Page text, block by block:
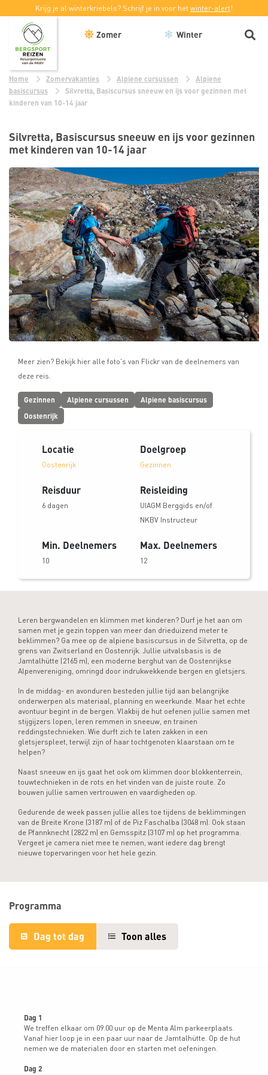
Krijg je al winterkriebels? Schrijf je in voor het winter-alert!
Zomer Winter
Home Zomervakanties Alpiene cursussen
Alpiene
basiscursus
Silvretta, Basiscursus sneeuw en ijs voor gezinnen met
kinderen van 10-14 jaar
Silvretta, Basiscursus sneeuw en ijs voor gezinnen
met kinderen van 10-14 jaar
Meer zien? Bekijk hier alle foto's van Flickr van de deelnemers van
deze reis.
Gezinnen Alpiene cursussen
Alpiene basiscursus
Oostenrijk
Locatie
Oostenrijk
Doelgroep
Gezinnen
Reisduur
6 dagen
Reisleiding
UIAGM Berggids en/of
NKBV Instructeur
Min. Deelnemers
10
Max. Deelnemers
12
Leren bergwandelen en klimmen met kinderen? Durf je het aan om
samen met je gezin toppen van meer dan drieduizend meter te
beklimmen? Ga mee op de alpiene basiscursus in de Silvretta, op de
grens van Zwitserland en Oostenrijk. Jullie uitvalsbasis is de
Jamtalhütte (2165 m), een moderne berghut van de Oostenrijkse
Alpenvereniging, omringd door indrukwekkende bergen en gletsjers.
In de middag- en avonduren besteden jullie tijd aan belangrijke
onderwerpen als materiaal, planning en weerkunde. Maar het echte
avontuur begint in de bergen. Vlakbij de hut oefenen jullie samen met
stijgijzers lopen, leren remmen in sneeuw, en trainen
reddingstechnieken. Wie durft zich te laten zakken in een
gletsjerspleet, terwijl zijn of haar tochtgenoten klaarstaan om te
helpen?
Naast sneeuw en ijs gaat het ook om klimmen door blokkenterrein,
touwtechnieken in de rots en het vinden van de juiste route. Zo
bouwen jullie samen vertrouwen en vaardigheden op.
Gedurende de week passen jullie alles toe tijdens de beklimmingen
van de Breite Krone (3187 m) of de Piz Faschalba (3048 m). Ook staan
de Pfannknecht (2822 m) en Gemsspitz (3107 m) op het programma.
Vergeet je camera niet mee te nemen, want iedere dag brengt
nieuwe topervaringen voor het hele gezin.
Programma
Dag tot dag Toon alles
Dag 1
We treffen elkaar om 09.00 uur op de Menta Alm parkeerplaats.
Vanaf hier loop je in een paar uur naar de Jamtalhütte. Op de hut
nemen we de materialen door en starten met oefeningen.
Dag 2